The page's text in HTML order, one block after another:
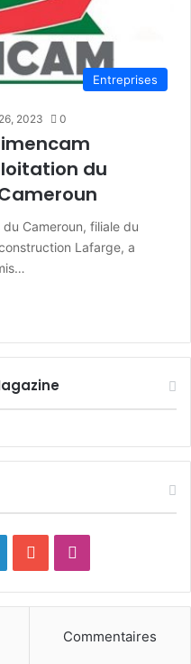
Entreprises
2023 0
du
Cameroun, filiale du
Lafarge, a
o
n
Commentaires